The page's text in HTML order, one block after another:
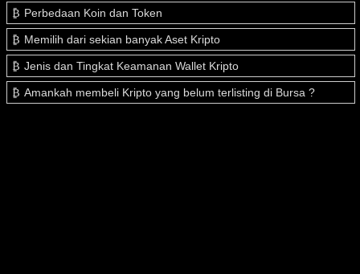
Perbedaan Koin dan Token
Memilih dari sekian banyak Aset Kripto
Jenis dan Tingkat Keamanan Wallet Kripto
Amankah membeli Kripto yang belum terlisting di Bursa ?